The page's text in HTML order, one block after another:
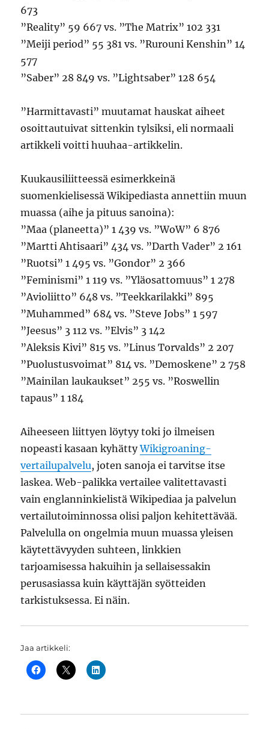
673
”Reality” 59 667 vs. ”The Matrix” 102 331
”Meiji period” 55 381 vs. ”Rurouni Kenshin” 14
577
”Saber” 28 849 vs. ”Lightsaber” 128 654
”Harmittavasti” muutamat hauskat aiheet
osoittautuivat sittenkin tylsiksi, eli normaali
artikkeli voitti huuhaa-artikkelin.
Kuukausiliitteessä esimerkkeinä
suomenkielisessä Wikipediasta annettiin muun
muassa (aihe ja pituus sanoina):
”Maa (planeetta)” 1 439 vs. ”WoW” 6 876
”Martti Ahtisaari” 434 vs. ”Darth Vader” 2 161
”Ruotsi” 1 495 vs. ”Gondor” 2 366
”Feminismi” 1 119 vs. ”Yläosattomuus” 1 278
”Avioliitto” 648 vs. ”Teekkarilakki” 895
”Muhammed” 684 vs. ”Steve Jobs” 1 597
”Jeesus” 3 112 vs. ”Elvis” 3 142
”Aleksis Kivi” 815 vs. ”Linus Torvalds” 2 207
”Puolustusvoimat” 814 vs. ”Demoskene” 2 758
”Mainilan laukaukset” 255 vs. ”Roswellin
tapaus” 1 184
Aiheeseen liittyen löytyy toki jo ilmeisen
nopeasti kasaan kyhättyWikigroaning-
vertailupalvelu, joten sanoja ei tarvitse itse
laskea. Web-palikka vertailee valitettavasti
vain englanninkielistä Wikipediaa ja palvelun
vertailutoiminnossa olisi paljon kehitettävää.
Palvelulla on ongelmia muun muassa yleisen
käytettävyyden suhteen, linkkien
tarjoamisessa hakuihin ja sellaisessakin
perusasiassa kuin käyttäjän syötteiden
tarkistuksessa. Ei näin.
Jaa artikkeli: